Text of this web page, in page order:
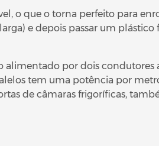
o que o torna perfeito para
e depois passar um
por dois condutores
tem uma potência por
de câmaras frigoríficas,